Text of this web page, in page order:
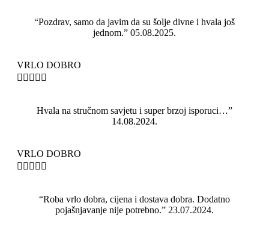
“Pozdrav, samo da javim da su šolje divne i hvala još
jednom.” 05.08.2025.
VRLO DOBRO
    
Hvala na stručnom savjetu i super brzoj isporuci…”
14.08.2024.
VRLO DOBRO
    
“Roba vrlo dobra, cijena i dostava dobra. Dodatno
pojašnjavanje nije potrebno.” 23.07.2024.